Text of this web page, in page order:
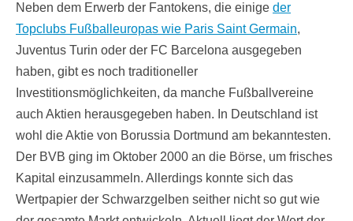
Neben dem Erwerb der Fantokens, die einige der
Topclubs Fußballeuropas wie Paris Saint Germain,
Juventus Turin oder der FC Barcelona ausgegeben
haben, gibt es noch traditioneller
Investitionsmöglichkeiten, da manche Fußballvereine
auch Aktien herausgegeben haben. In Deutschland ist
wohl die Aktie von Borussia Dortmund am bekanntesten.
Der BVB ging im Oktober 2000 an die Börse, um frisches
Kapital einzusammeln. Allerdings konnte sich das
Wertpapier der Schwarzgelben seither nicht so gut wie